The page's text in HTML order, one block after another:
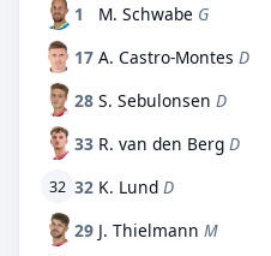
1 M. Schwabe G
17 A. Castro-Montes D
28 S. Sebulonsen D
33 R. van den Berg D
32 32 K. Lund D
29 J. Thielmann M